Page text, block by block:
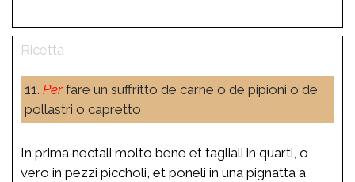
11. Perfare un suffritto de carne o de pipioni o de
pollastri o capretto
In prima nectali molto bene et tagliali in quarti, o
vero in pezzi piccholi, et poneli in una pignatta a